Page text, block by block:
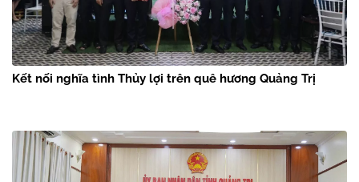
Kết nối nghĩa tình Thủy lợi trên quê hương Quảng Trị